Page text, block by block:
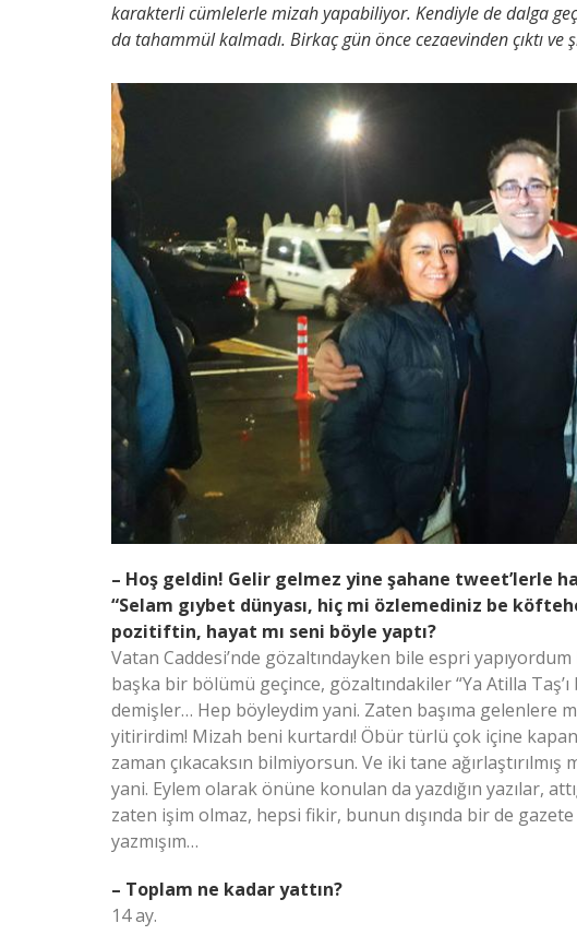
karakterli cümlelerle mizah yapabiliyor. Kendiyle de dalga
da tahammül kalmadı. Birkaç gün önce cezaevinden çıktı ve
– Hoş geldin! Gelir gelmez yine şahane tweet’lerle
“Selam gıybet dünyası, hiç mi özlemediniz be
pozitiftin, hayat mı seni böyle yaptı?
Vatan Caddesi’nde gözaltındayken bile espri
başka bir bölümü geçince, gözaltındakiler “Ya Atilla
demişler… Hep böyleydim yani. Zaten başıma gelenlere
yitirirdim! Mizah beni kurtardı! Öbür türlü çok içine
zaman çıkacaksın bilmiyorsun. Ve iki tane
yani. Eylem olarak önüne konulan da yazdığın yazılar,
zaten işim olmaz, hepsi fikir, bunun dışında bir de
yazmışım…
– Toplam ne kadar yattın?
14 ay.